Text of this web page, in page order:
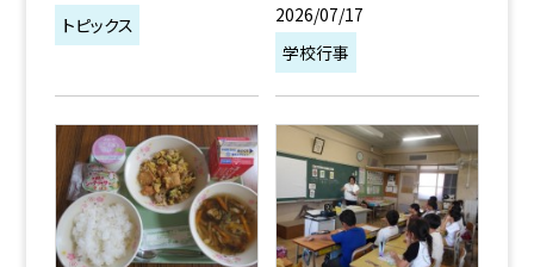
トピックス
2026/07/17
学校行事